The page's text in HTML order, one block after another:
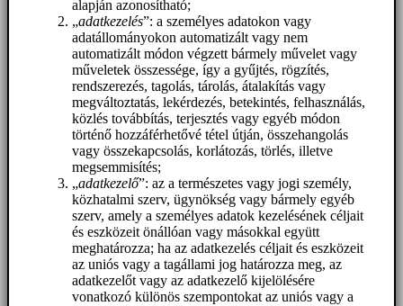
alapján azonosítható;
„adatkezelés”: a személyes adatokon vagy
adatállományokon automatizált vagy nem
automatizált módon végzett bármely művelet vagy
műveletek összessége, így a gyűjtés, rögzítés,
rendszerezés, tagolás, tárolás, átalakítás vagy
megváltoztatás, lekérdezés, betekintés, felhasználás,
közlés továbbítás, terjesztés vagy egyéb módon
történő hozzáférhetővé tétel útján, összehangolás
vagy összekapcsolás, korlátozás, törlés, illetve
megsemmisítés;
„adatkezelő”: az a természetes vagy jogi személy,
közhatalmi szerv, ügynökség vagy bármely egyéb
szerv, amely a személyes adatok kezelésének céljait
és eszközeit önállóan vagy másokkal együtt
meghatározza; ha az adatkezelés céljait és eszközeit
az uniós vagy a tagállami jog határozza meg, az
adatkezelőt vagy az adatkezelő kijelölésére
vonatkozó különös szempontokat az uniós vagy a